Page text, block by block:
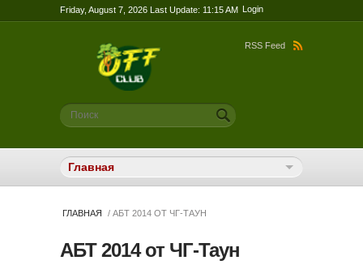
Friday, August 7, 2026 Last Update: 11:15 AM Login
RSS Feed
Форма поиска
Поиск
ГЛАВНАЯ / АБТ 2014 ОТ ЧГ-ТАУН
АБТ 2014 от ЧГ-Таун